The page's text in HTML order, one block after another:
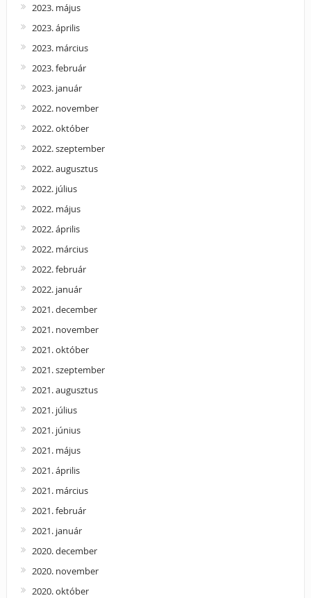
2023. május
2023. április
2023. március
2023. február
2023. január
2022. november
2022. október
2022. szeptember
2022. augusztus
2022. július
2022. május
2022. április
2022. március
2022. február
2022. január
2021. december
2021. november
2021. október
2021. szeptember
2021. augusztus
2021. július
2021. június
2021. május
2021. április
2021. március
2021. február
2021. január
2020. december
2020. november
2020. október